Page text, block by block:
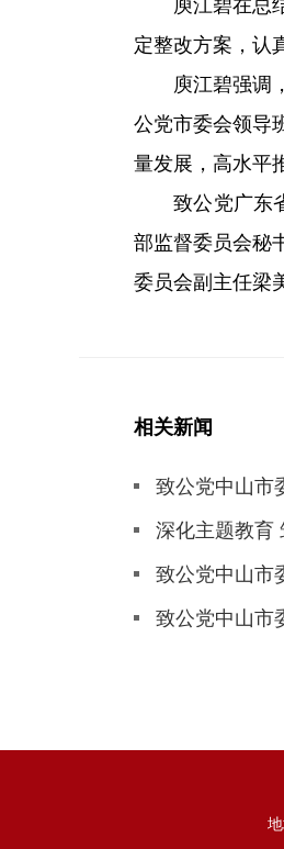
庾江碧在总
定整改方案，认
庾江碧强调
公党市委会领导
量发展，高水平
致公党广东
部监督委员会秘
委员会副主任梁
相关新闻
致公党中山市
深化主题教育
致公党中山市
致公党中山市